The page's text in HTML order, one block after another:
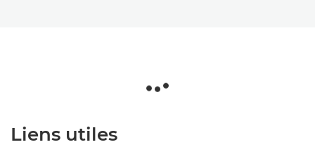
Liens utiles